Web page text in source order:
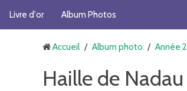
Livre d'or Album Photos
Accueil / Album photo / Année
Haille de